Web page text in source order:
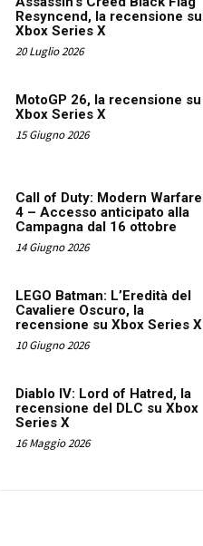
Resyncend, la recensione su
Xbox Series X
20 Luglio 2026
MotoGP 26, la recensione su
Xbox Series X
15 Giugno 2026
Call of Duty: Modern Warfare
4 – Accesso anticipato alla
Campagna dal 16 ottobre
14 Giugno 2026
LEGO Batman: L’Eredità del
Cavaliere Oscuro, la
recensione su Xbox Series X
10 Giugno 2026
Diablo IV: Lord of Hatred, la
recensione del DLC su Xbox
Series X
16 Maggio 2026